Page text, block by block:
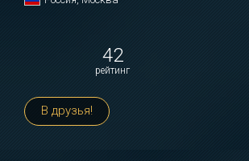
42
рейтинг
В друзья!